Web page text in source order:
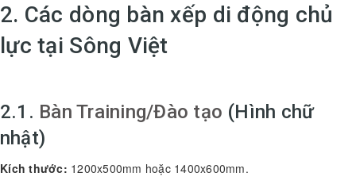
2. Các dòng bàn xếp di động chủ
lực tại Sông Việt
2.1. Bàn Training/Đào tạo (Hình chữ
nhật)
Kích thước: 1200x500mm hoặc 1400x600mm.